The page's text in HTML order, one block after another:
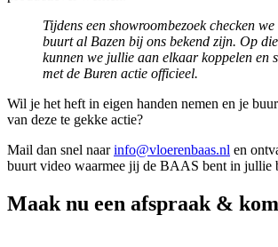
Tijdens een showroombezoek checken
buurt al Bazen bij ons bekend zijn. Op
kunnen we jullie aan elkaar koppelen en
met de Buren actie officieel.
Wil je het heft in eigen handen nemen en je
van deze te gekke actie?
Mail dan snel naarinfo@vloerenbaas.nl en
buurt video waarmee jij de BAAS bent in jullie
Maak nu een afspraak &